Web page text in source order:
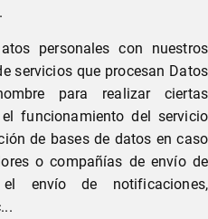
personales con nuestros
servicios que procesan Datos
para realizar ciertas
funcionamiento del servicio
de bases de datos en caso
o compañías de envío de
envío de notificaciones,